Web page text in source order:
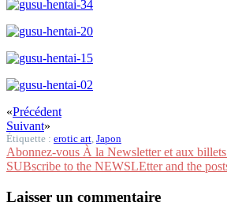
«Précédent
Suivant»
Étiquette : erotic art, Japon
Abonnez-vous À la Newsletter et aux
SUBscribe to the NEWSLEtter and the
Laisser un commentaire